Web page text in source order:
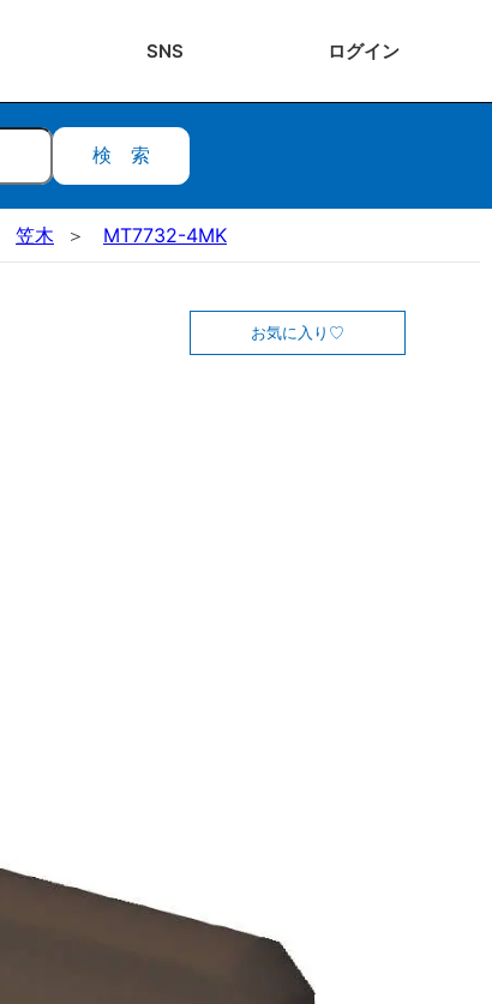
SNS ログイン
検索
笠木 MT7732-4MK
お気に入り